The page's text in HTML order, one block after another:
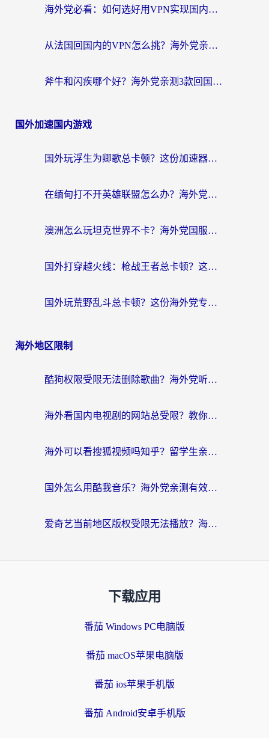
海外党必看：如何选好用VPN实现国内资源无缝访问？从越南到全球都适用
从法国回国内的VPN怎么挑？海外党亲测：稳定、多端、安全才是关键
斧牛和闪疾哪个好？海外党亲测3款回国加速器，教你选到不踩坑的那一款
国外加速国内游戏
国外玩浮生为卿歌总卡顿？这份加速器选择指南帮你找回丝滑体验
在缅甸打不开英雄联盟怎么办？海外党亲测有效的国服游戏加速指南
澳洲怎么玩坦克世界不卡？海外党国服游戏加速终极指南（附逆战奇妙碰碰车解决方案）
国外打穿越火线：枪战王者总卡顿？这篇加速器推荐下载指南帮你解决延迟难题
国外玩荒野乱斗总卡顿？这份海外党专属的国服游戏加速攻略请收好
海外地区限制
酷狗权限受限无法删除歌曲？海外党听国内音乐的终极解决方案来了
海外看国内电视剧的网站总受限？教你选对回国加速器，轻松追热剧
海外可以看搜狐视频吗知乎？留学生亲测有效的回国加速器选择指南
国外怎么用酷我音乐？海外党亲测有效的回国加速方案，附千千音乐中文歌收听指南
爱奇艺当前地区版权受限无法播放？海外党追剧看电影的终极解决方案来了
下载应用
番茄 Windows PC电脑版
番茄 macOS苹果电脑版
番茄 ios苹果手机版
番茄 Android安卓手机版